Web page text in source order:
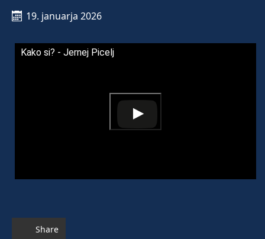
19. januarja 2026
Kako si? - Jernej Picelj
Share